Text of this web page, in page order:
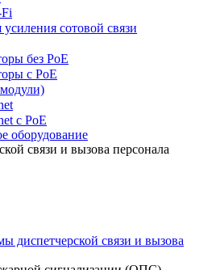
сотовой связи
без РоЕ
с РоЕ
с PoE
оборудование
связи и вызова персонала
диспетчерской связи и вызова